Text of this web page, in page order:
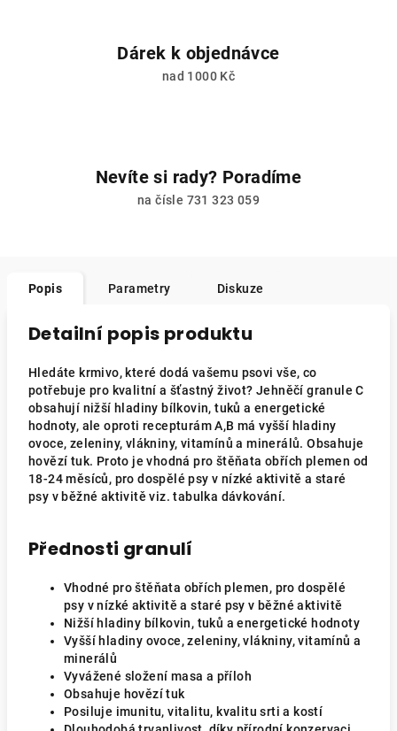
Dárek k objednávce
nad 1000 Kč
Nevíte si rady? Poradíme
na čísle 731 323 059
Popis Parametry Diskuze
Detailní popis produktu
Hledáte krmivo, které dodá vašemu psovi vše, co
potřebuje pro kvalitní a šťastný život? Jehněčí granule C
obsahují nižší hladiny bílkovin, tuků a energetické
hodnoty, ale oproti recepturám A,B má vyšší hladiny
ovoce, zeleniny, vlákniny, vitamínů a minerálů. Obsahuje
hovězí tuk. Proto je vhodná pro štěňata obřích plemen od
18-24 měsíců, pro dospělé psy v nízké aktivitě a staré
psy v běžné aktivitě viz. tabulka dávkování.
Přednosti granulí
Vhodné pro štěňata obřích plemen, pro dospělé
psy v nízké aktivitě a staré psy v běžné aktivitě
Nižší hladiny bílkovin, tuků a energetické hodnoty
Vyšší hladiny ovoce, zeleniny, vlákniny, vitamínů a
minerálů
Vyvážené složení masa a příloh
Obsahuje hovězí tuk
Posiluje imunitu, vitalitu, kvalitu srti a kostí